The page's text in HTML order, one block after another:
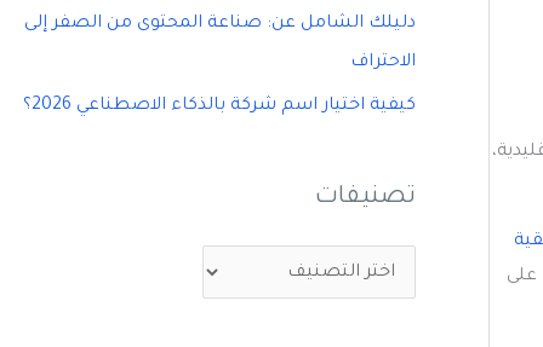
على
دليلك الشامل عن: صناعة المحتوى من الصفر إلى
الاحتراف
كيفية اختيار اسم شركة بالذكاء الاصطناعي 2026؟
تصنيفات
ص